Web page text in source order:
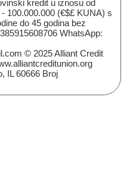
kredit u iznosu od
100.000.000 (€$£ KUNA) s
do 45 godina bez
WhatsApp:
© 2025 Alliant Credit
IL 60666 Broj